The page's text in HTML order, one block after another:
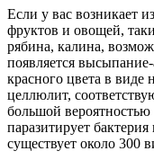
Если у вас возникает
фруктов и овощей,
рябина, калина,
появляется
красного цвета в виде
целлюлит,
большой
паразитирует
существует около 300